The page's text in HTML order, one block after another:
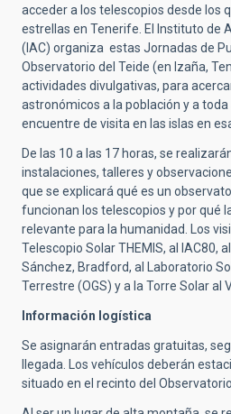
acceder a los telescopios desde los
estrellas en Tenerife. El Instituto de
(IAC) organiza estas Jornadas de
Observatorio del Teide (en Izaña,
actividades divulgativas, para
astronómicos a la población y a
encuentre de visita en las islas en
De las 10 a las 17 horas, se
instalaciones, talleres y
que se explicará qué es un
funcionan los telescopios y por qué
relevante para la humanidad. Los
Telescopio Solar THEMIS, al IAC80,
Sánchez, Bradford, al Laboratorio
Terrestre (OGS) y a la Torre Solar al
Información logística
Se asignarán entradas gratuitas,
llegada. Los vehículos deberán
situado en el recinto del Observatorio.